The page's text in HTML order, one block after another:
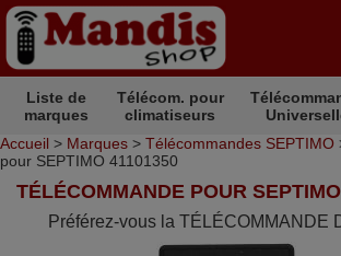
Liste de
marques
Télécom. pour
climatiseurs
Accueil > Marques > Télécommandes SEPTIMO
pour SEPTIMO 41101350
TÉLÉCOMMANDE POUR
Préférez-vous la TÉLÉCOMMANDE